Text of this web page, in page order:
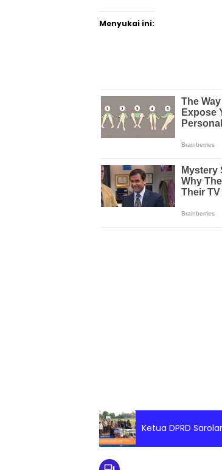
Menyukai ini:
Ketua DPRD